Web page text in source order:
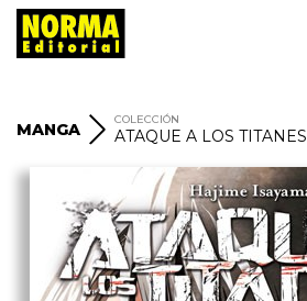
MANGA
COLECCIÓN
ATAQUE A LOS TITANES